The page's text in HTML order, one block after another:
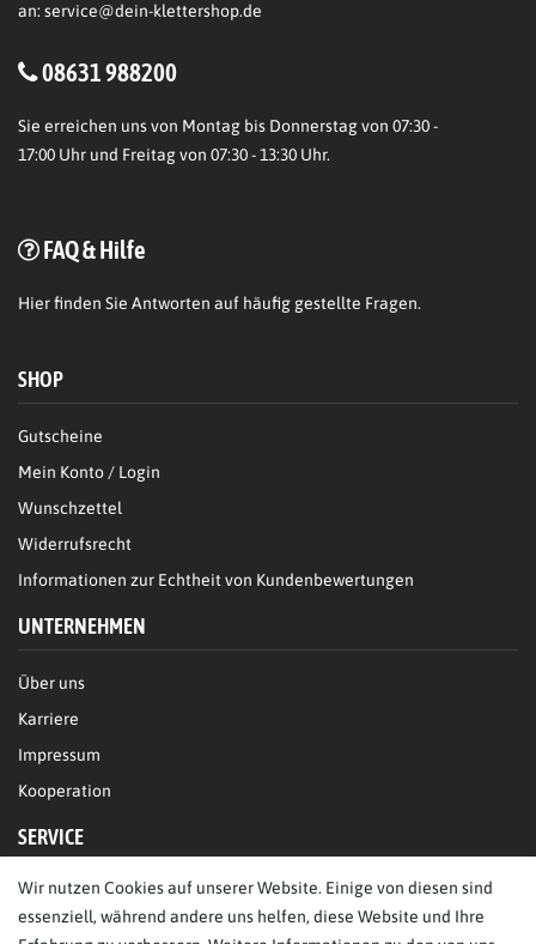
an: service@dein-klettershop.de
08631 988200
Sie erreichen uns von Montag bis Donnerstag von 07:30 -
17:00 Uhr und Freitag von 07:30 - 13:30 Uhr.
FAQ & Hilfe
Hierfinden Sie Antworten auf häufig gestellte Fragen.
SHOP
Gutscheine
Mein Konto / Login
Wunschzettel
Widerrufsrecht
Informationen zur Echtheit von Kundenbewertungen
UNTERNEHMEN
Über uns
Karriere
Impressum
Kooperation
SERVICE
FAQ/Hilfe
Wir nutzen Cookies auf unserer Website. Einige von diesen sind
essenziell, während andere uns helfen, diese Website und Ihre